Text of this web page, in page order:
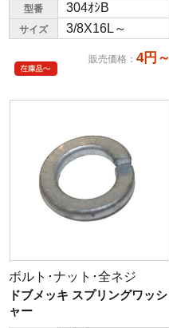
型番 304ｵｼB
サイズ 3/8X16L～
販売価格 ： 4円～
ボルト･ナット･全ネジ
ドブメッキ スプリングワッシ
ャー